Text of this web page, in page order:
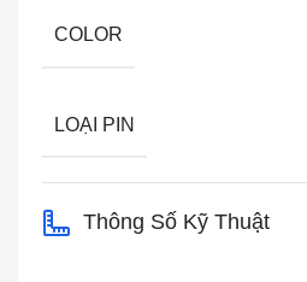
COLOR
LOẠI PIN
Thông Số Kỹ Thuật